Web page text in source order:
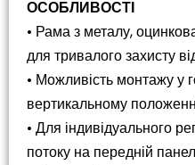
ОСОБЛИВОСТІ
• Рама з металу,
для тривалого захисту
• Можливість монтажу у
вертикальному
• Для індивідуального
потоку на передній